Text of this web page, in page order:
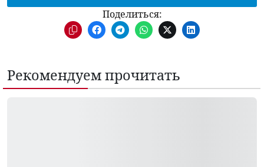
Поделиться:
Рекомендуем прочитать